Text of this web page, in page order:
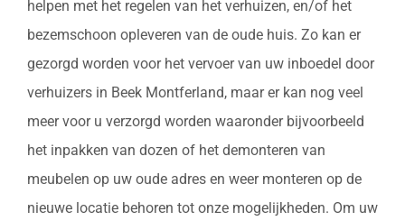
helpen met het regelen van het verhuizen, en/of het
bezemschoon opleveren van de oude huis. Zo kan er
gezorgd worden voor het vervoer van uw inboedel door
verhuizers in Beek Montferland, maar er kan nog veel
meer voor u verzorgd worden waaronder bijvoorbeeld
het inpakken van dozen of het demonteren van
meubelen op uw oude adres en weer monteren op de
nieuwe locatie behoren tot onze mogelijkheden. Om uw